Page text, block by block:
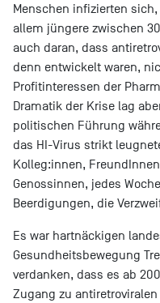
Menschen infizierten
allem jüngere zwischen
auch daran, dass
denn entwickelt waren,
Profitinteressen der
Dramatik der Krise lag
politischen Führung
das HI-Virus strikt
Kolleg:innen,
Genossinnen, jedes
Beerdigungen, die
Es war hartnäckigen
Gesundheitsbewegung
verdanken, dass es ab
Zugang zu